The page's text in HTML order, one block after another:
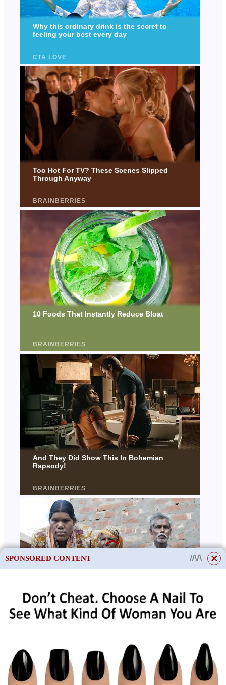
This site uses cookies to store data. By continuing to use the site, you consent
to the use of these files.
OK
SPONSORED CONTENT